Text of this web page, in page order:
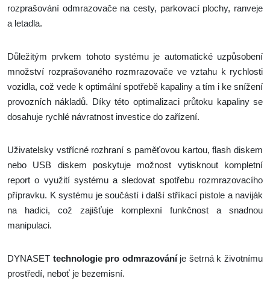
rozprašování odmrazovače na cesty, parkovací plochy, ranveje
a letadla.
Důležitým prvkem tohoto systému je automatické uzpůsobení
množství rozprašovaného rozmrazovače ve vztahu k rychlosti
vozidla, což vede k optimální spotřebě kapaliny a tím i ke snížení
provozních nákladů. Díky této optimalizaci průtoku kapaliny se
dosahuje rychlé návratnost investice do zařízení.
Uživatelsky vstřícné rozhraní s paměťovou kartou, flash diskem
nebo USB diskem poskytuje možnost vytisknout kompletní
report o využití systému a sledovat spotřebu rozmrazovacího
přípravku. K systému je součástí i další stříkací pistole a naviják
na hadici, což zajišťuje komplexní funkčnost a snadnou
manipulaci.
DYNASET technologie pro odmrazováníje šetrná k životnímu
prostředí, neboť je bezemisní.